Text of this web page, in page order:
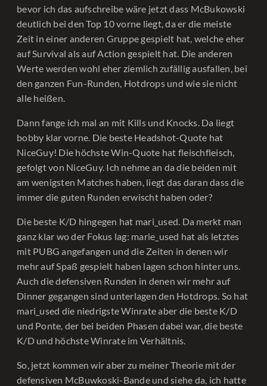
bevor ich das aufschreibe wäre jetzt dass McBukowski
deutlich bei den Top 10 vorne liegt, da er die meiste
Zeit in einer anderen Gruppe gespielt hat, welche eher
auf Survival als auf Action gespielt hat. Die anderen
Werte werden wohl eher ziemlich zufällig ausfallen, bei
den ganzen Fun-Runden, Hotdrops und wie sie nicht
alle heißen.
Dann fange ich mal an mit Kills und Knocks. Da liegt
bobby klar vorne. Die beste Headshot-Quote hat
NiceGuy! Die höchste Win-Quote hat fleischfleisch,
gefolgt von NiceGuy. Ich nehme an da die beiden mit
am wenigsten Matches haben, liegt das daran dass die
immer die guten Runden erwischt haben oder?
Die beste K/D hingegen hat mari_used. Da merkt man
ganz klar wo der Fokus lag: marie_used hat als letztes
mit PUBG angefangen und die Zeiten in denen wir
mehr auf Spaß gespielt haben lagen schon hinter uns.
Auch die defensiven Runden in denen wir mehr auf
Dinner gegangen sind unterlagen den Hotdrops. So hat
mari_used die niedrigste Winrate aber die beste K/D
und Ponte, der bei beiden Phasen dabei war, die beste
K/D und höchste Winrate im Verhältnis.
So, jetzt kommen wir aber zu meiner Theorie mit der
defensiven McBuwkoski-Bande und siehe da, ich hatte